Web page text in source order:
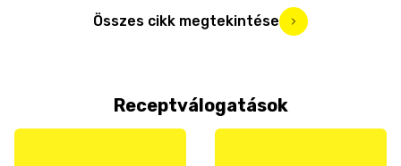
Összes cikk megtekintése
Receptválogatások